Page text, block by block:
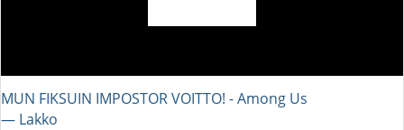
MUN FIKSUIN IMPOSTOR VOITTO! - Among Us
― Lakko